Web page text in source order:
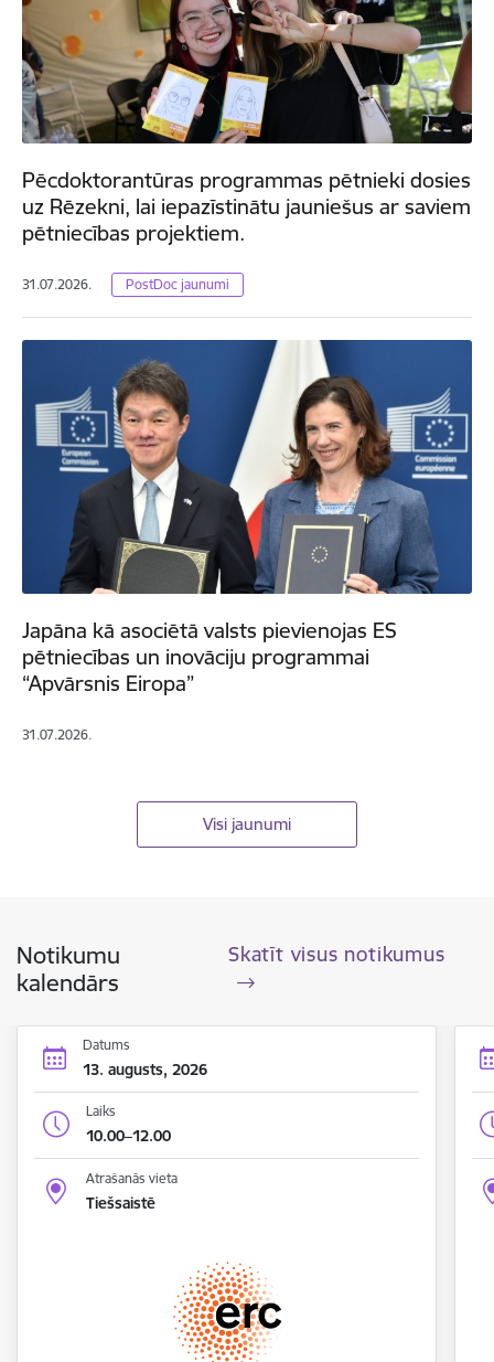
Pēcdoktorantūras programmas pētnieki dosies
uz Rēzekni, lai iepazīstinātu jauniešus ar saviem
pētniecības projektiem.
31.07.2026. PostDoc jaunumi
Japāna kā asociētā valsts pievienojas ES
pētniecības un inovāciju programmai
“Apvārsnis Eiropa”
31.07.2026.
Visi jaunumi
Notikumu
kalendārs
Skatīt visus notikumus
Datums
13. augusts, 2026
Laiks
10.00–12.00
Atrašanās vieta
Tiešsaistē